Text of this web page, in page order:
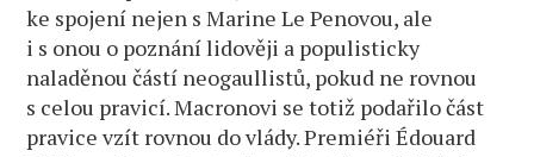
ke spojení nejen s Marine Le Penovou, ale
i s onou o poznání lidověji a populisticky
naladěnou částí neogaullistů, pokud ne rovnou
s celou pravicí. Macronovi se totiž podařilo část
pravice vzít rovnou do vlády. Premiéři Édouard